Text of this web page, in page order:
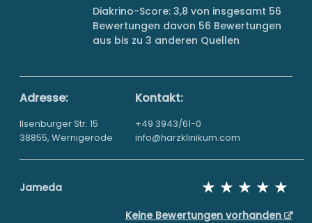
Diakrino-Score: 3,8 von insgesamt 56
Bewertungen davon 56 Bewertungen
aus bis zu 3 anderen Quellen
Adresse:
Ilsenburger Str. 15
38855, Wernigerode
Kontakt:
+49 3943/61-0
info@harzklinikum.com
Jameda
Keine Bewertungen vorhanden